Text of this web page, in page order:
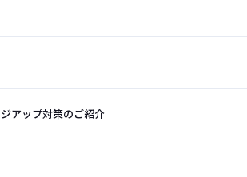
アップ対策のご紹介